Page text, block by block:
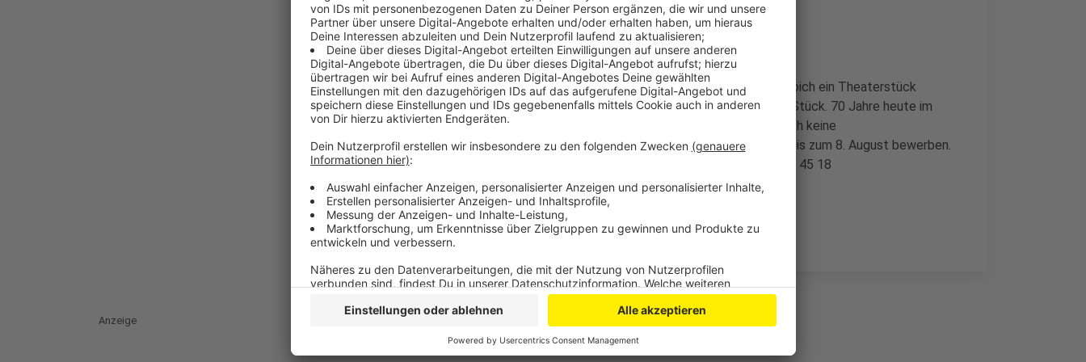
Anzeige
Zur Eröffnung der Kunstnacht im Oktober soll im Schloss Morsbroich ein Theaterstück
aufgeführt werden – mit dem Titel: „Das Ensemble schreibt das Stück. 70 Jahre heute im
Museum Morsbroich“. Die Teilnahme ist kostenlos und es sind auch keine
Schauspielerfahrungen nötig. Wer mitmachen möchte, kann sich bis zum 8. August bewerben.
Kontakt: kunstundbildung@museum-morsbroich.de Tel: 0214-406 45 18
Anzeige
Anzeige